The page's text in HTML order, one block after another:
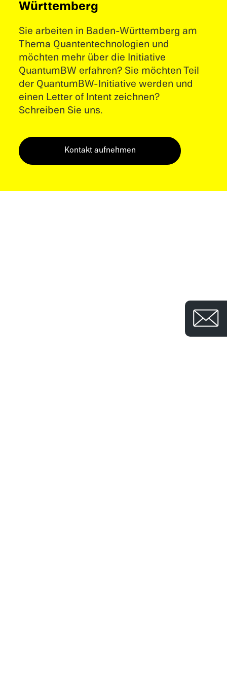
Württemberg
Sie arbeiten in Baden-Württemberg am
Thema Quantentechnologien und
möchten mehr über die Initiative
QuantumBW erfahren? Sie möchten Teil
der QuantumBW-Initiative werden und
einen Letter of Intent zeichnen?
Schreiben Sie uns.
Kontakt aufnehmen